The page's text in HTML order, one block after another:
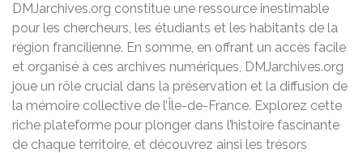
DMJarchives.org constitue une ressource inestimable
pour les chercheurs, les étudiants et les habitants de la
région francilienne. En somme, en offrant un accès facile
et organisé à ces archives numériques, DMJarchives.org
joue un rôle crucial dans la préservation et la diffusion de
la mémoire collective de l’Île-de-France. Explorez cette
riche plateforme pour plonger dans l’histoire fascinante
de chaque territoire, et découvrez ainsi les trésors